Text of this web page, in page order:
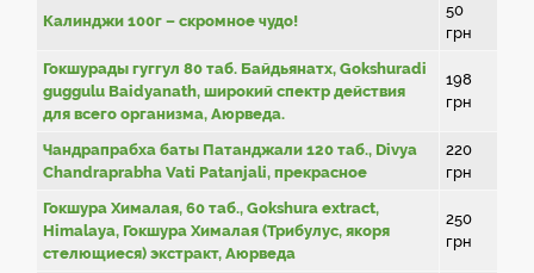
Калинджи 100г – скромное чудо!
50
грн
Гокшурады гуггул 80 таб. Байдьянатх, Gokshuradi
guggulu Baidyanath, широкий спектр действия
для всего организма, Аюрведа.
198
грн
Чандрапрабха баты Патанджали 120 таб., Divya
Chandraprabha Vati Patanjali, прекрасное
220
грн
Гокшура Хималая, 60 таб., Gokshura extract,
Himalaya, Гокшура Хималая (Трибулус, якоря
стелющиеся) экстракт, Аюрведа
250
грн